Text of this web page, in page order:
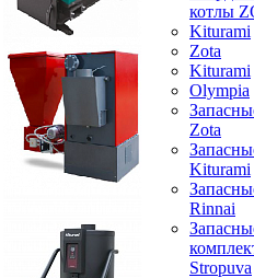
котлы
Kiturami
Zota
Kiturami
Olympia
Zota
Kiturami
Rinnai
Stropuva